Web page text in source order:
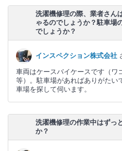
洗濯機修理の際、業者さん
ゃるのでしょうか？駐車場
でしょうか？
インスペクション株式会社
車両はケースバイケースです（ワ
等）。駐車場があればありがたい
車場を探して伺います。
洗濯機修理の作業中はずっ
か？